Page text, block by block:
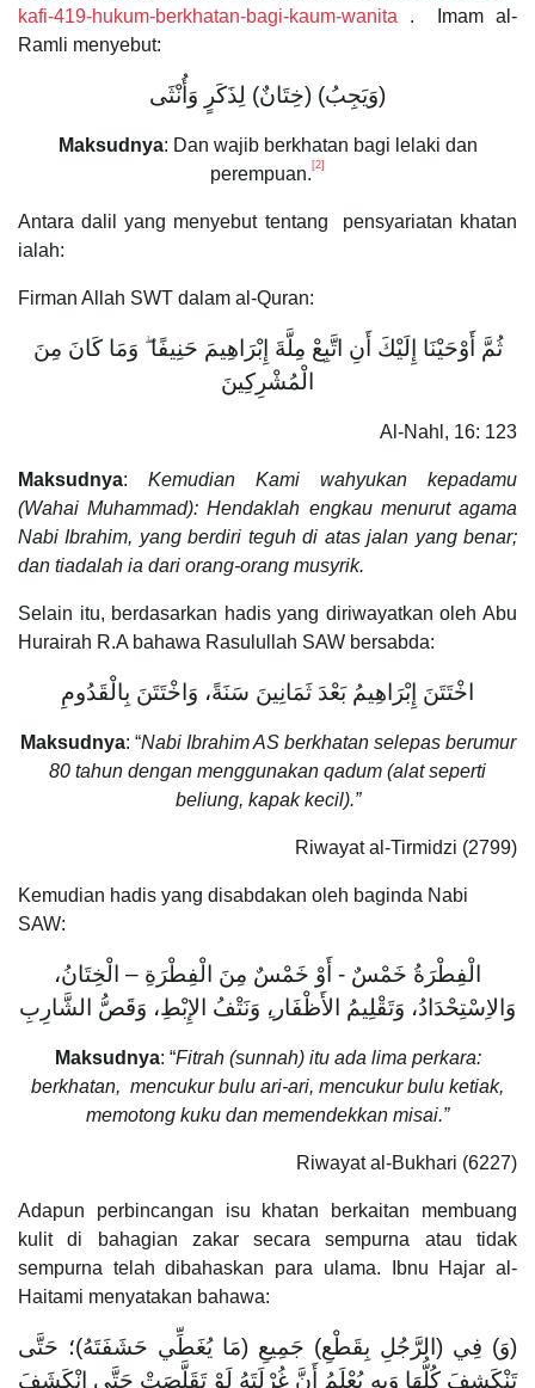
kafi-419-hukum-berkhatan-bagi-kaum-wanita . Imam al-
Ramli menyebut:
(وَيَجِبُ) (خِتَانٌ) لِذَكَرٍ وَأُنْثَى
Maksudnya: Dan wajib berkhatan bagi lelaki dan
perempuan. [2]
Antara dalil yang menyebut tentang pensyariatan khatan
ialah:
Firman Allah SWT dalam al-Quran:
ثُمَّ أَوْحَيْنَا إِلَيْكَ أَنِ اتَّبِعْ مِلَّةَ إِبْرَاهِيمَ حَنِيفًا ۖ وَمَا كَانَ مِنَ
الْمُشْرِكِينَ
Al-Nahl, 16: 123
Maksudnya: Kemudian Kami wahyukan kepadamu
(Wahai Muhammad): Hendaklah engkau menurut agama
Nabi Ibrahim, yang berdiri teguh di atas jalan yang benar;
dan tiadalah ia dari orang-orang musyrik.
Selain itu, berdasarkan hadis yang diriwayatkan oleh Abu
Hurairah R.A bahawa Rasulullah SAW bersabda:
اخْتَتَنَ إِبْرَاهِيمُ بَعْدَ ثَمَانِينَ سَنَةً، وَاخْتَتَنَ بِالْقَدُومِ
Maksudnya: “Nabi Ibrahim AS berkhatan selepas berumur
80 tahun dengan menggunakan qadum (alat seperti
beliung, kapak kecil).”
Riwayat al-Tirmidzi (2799)
Kemudian hadis yang disabdakan oleh baginda Nabi
SAW:
الْفِطْرَةُ خَمْسٌ - أَوْ خَمْسٌ مِنَ الْفِطْرَةِ – الْخِتَانُ،
وَالاِسْتِحْدَادُ، وَتَقْلِيمُ الأَظْفَار،ِ وَنَتْفُ الإِبْطِ، وَقَصُّ الشَّارِبِ
Maksudnya: “Fitrah (sunnah) itu ada lima perkara:
berkhatan, mencukur bulu ari-ari, mencukur bulu ketiak,
memotong kuku dan memendekkan misai.”
Riwayat al-Bukhari (6227)
Adapun perbincangan isu khatan berkaitan membuang
kulit di bahagian zakar secara sempurna atau tidak
sempurna telah dibahaskan para ulama. Ibnu Hajar al-
Haitami menyatakan bahawa:
(وَ) فِي (الرَّجُلِ بِقَطْعِ) جَمِيعِ (مَا يُغَطِّي حَشَفَتَهُ)؛ حَتَّى
تَنْكَشِفَ كُلُّهَا وَبِهِ يُعْلَمُ أَنَّ غُرْلَتَهُ لَوْ تَقَلَّصَتْ حَتَّى انْكَشَفَ